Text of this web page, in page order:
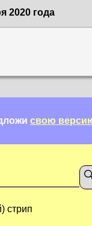
2020 года
свою
стрип